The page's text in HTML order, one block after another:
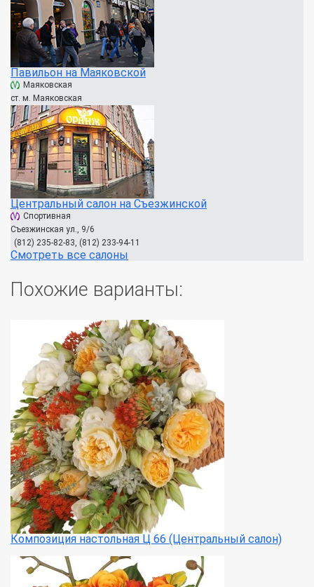
Павильон на Маяковской
Маяковская
ст. м. Маяковская
Центральный салон на Съезжинской
Спортивная
Съезжинская ул., 9/6
(812) 235-82-83, (812) 233-94-11
Смотреть все салоны
Похожие варианты:
Композиция настольная Ц 66 (Центральный салон)